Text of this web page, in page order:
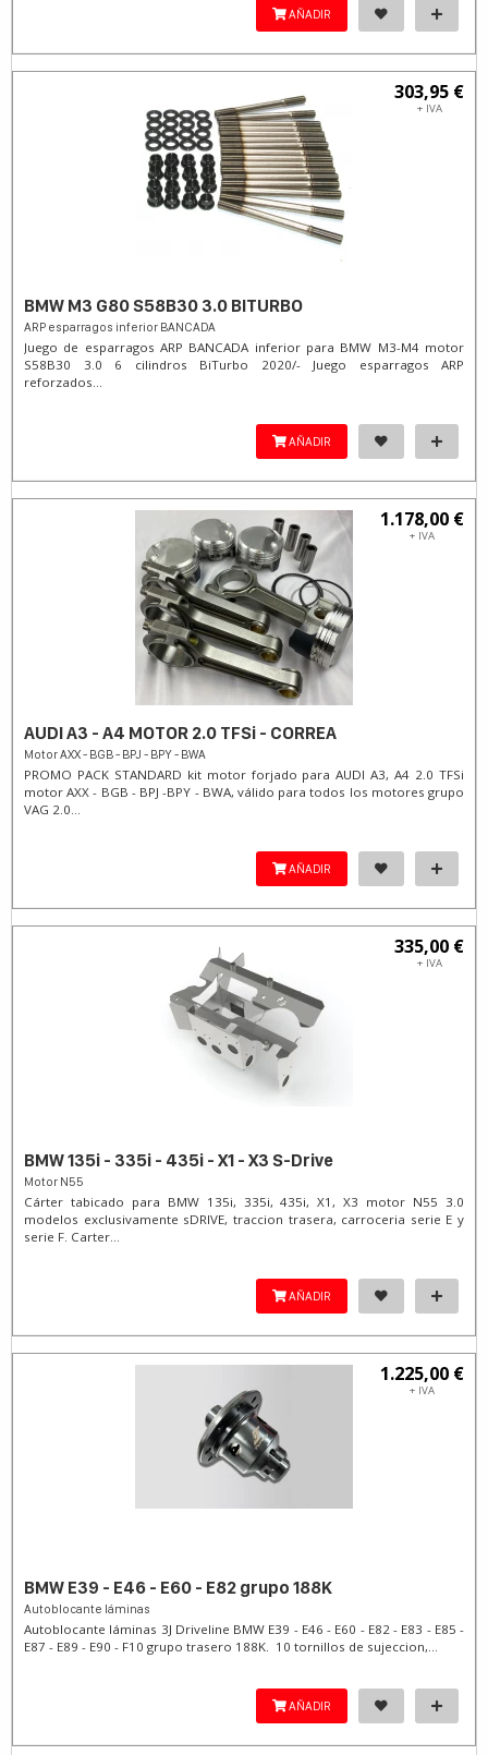
AÑADIR
303,95 €
+ IVA
BMW M3 G80 S58B30 3.0 BITURBO
ARP esparragos inferior BANCADA
Juego de esparragos ARP BANCADA inferior para BMW M3-M4 motor
S58B30 3.0 6 cilindros BiTurbo 2020/- Juego esparragos ARP
reforzados...
AÑADIR
1.178,00 €
+ IVA
AUDI A3 - A4 MOTOR 2.0 TFSi - CORREA
Motor AXX - BGB - BPJ - BPY - BWA
PROMO PACK STANDARD kit motor forjado para AUDI A3, A4 2.0 TFSi
motor AXX - BGB - BPJ -BPY - BWA, válido para todos los motores grupo
VAG 2.0...
AÑADIR
335,00 €
+ IVA
BMW 135i - 335i - 435i - X1 - X3 S-Drive
Motor N55
Cárter tabicado para BMW 135i, 335i, 435i, X1, X3 motor N55 3.0
modelos exclusivamente sDRIVE, traccion trasera, carroceria serie E y
serie F. Carter...
AÑADIR
1.225,00 €
+ IVA
BMW E39 - E46 - E60 - E82 grupo 188K
Autoblocante láminas
Autoblocante láminas 3J Driveline BMW E39 - E46 - E60 - E82 - E83 - E85 -
E87 - E89 - E90 - F10 grupo trasero 188K. 10 tornillos de sujeccion,...
AÑADIR